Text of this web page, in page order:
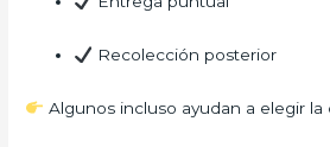
Recolección posterior
Algunos incluso ayudan a elegir la